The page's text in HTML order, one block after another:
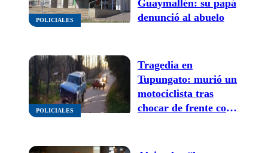
POLICIALES
Guaymallén: su papá
denunció al abuelo
POLICIALES
Tragedia en
Tupungato: murió un
motociclista tras
chocar de frente con